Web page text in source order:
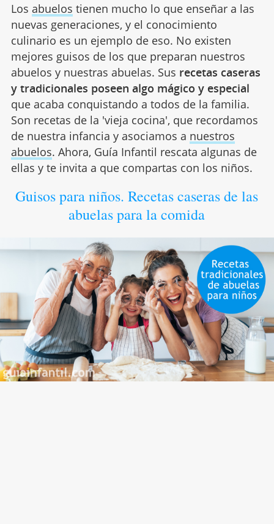
Los abuelos tienen mucho lo que enseñar a las
nuevas generaciones, y el conocimiento
culinario es un ejemplo de eso. No existen
mejores guisos de los que preparan nuestros
abuelos y nuestras abuelas. Sus recetas caseras
y tradicionales poseen algo mágico y especial
que acaba conquistando a todos de la familia.
Son recetas de la 'vieja cocina', que recordamos
de nuestra infancia y asociamos a nuestros
abuelos. Ahora, Guía Infantil rescata algunas de
ellas y te invita a que compartas con los niños.
Guisos para niños. Recetas caseras de las
abuelas para la comida